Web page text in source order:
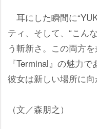
耳にした瞬間に
ティ、そして、“こん
う斬新さ。この両方
『Terminal』の魅力
彼女は新しい場所に向
（文／森朋之）